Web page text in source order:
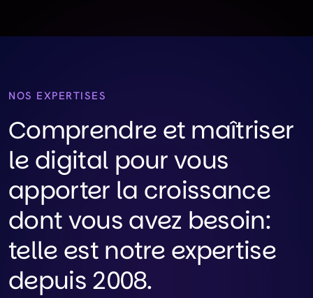
NOS EXPERTISES
Comprendre et maîtriser
le digital pour vous
apporter la croissance
dont vous avez besoin:
telle est notre expertise
depuis 2008.